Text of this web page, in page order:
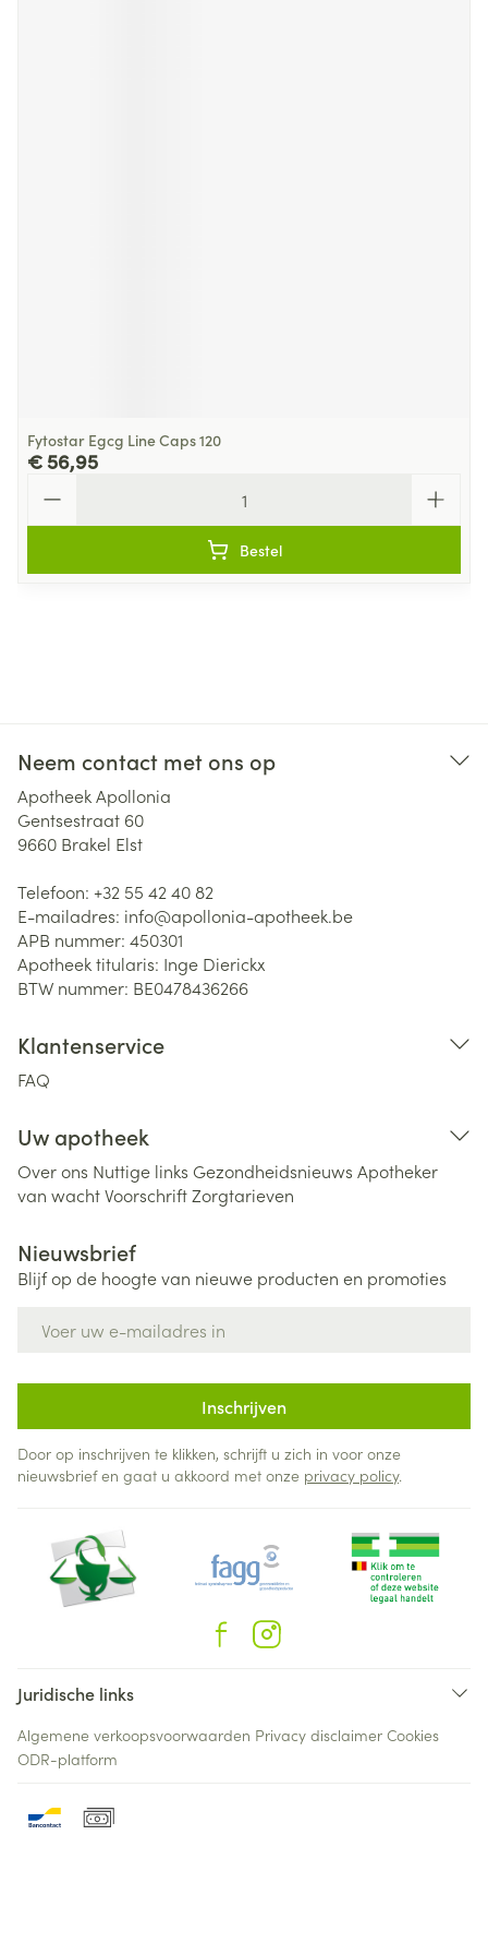
Fytostar Egcg Line Caps 120
€ 56,95
Bestel
Neem contact met ons op
Apotheek Apollonia
Gentsestraat 60
9660 Brakel Elst
Telefoon: +32 55 42 40 82
E-mailadres: info@apollonia-apotheek.be
APB nummer: 450301
Apotheek titularis: Inge Dierickx
BTW nummer: BE0478436266
Klantenservice
FAQ
Uw apotheek
Over ons Nuttige links Gezondheidsnieuws Apotheker
van wachtVoorschriftZorgtarieven
Nieuwsbrief
Blijf op de hoogte van nieuwe producten en promoties
Inschrijven
Door op inschrijven te klikken, schrijft u zich in voor onze
nieuwsbrief en gaat u akkoord met onze privacy policy.
Juridische links
Algemene verkoopsvoorwaarden Privacy disclaimer Cookies
ODR-platform